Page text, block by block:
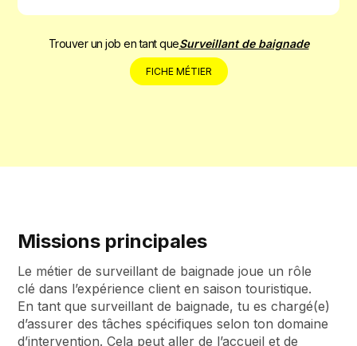
FICHE MÉTIER
Trouver un job en tant queSurveillant de baignade
Missions principales
Le métier de surveillant de baignade joue un rôle
clé dans l’expérience client en saison touristique.
En tant que surveillant de baignade, tu es chargé(e)
d’assurer des tâches spécifiques selon ton domaine
d’intervention. Cela peut aller de l’accueil et de